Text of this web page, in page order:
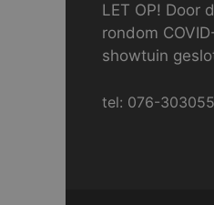
LET OP! Door
rondom
showtuin
tel: 076-